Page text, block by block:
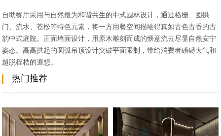
自助餐厅采用与自然最为和谐共生的中式园林设计，通过格栅、圆拱
门、流水、苍松等特色元素，将一方用餐空间描绘得真如古色古香的古
韵中式庭院。正面墙面设计，用原木雕刻而成的惬意流云尽显自然安宁
姿态。高高拱起的圆弧吊顶设计突破平面限制，带给消费者磅礴大气和
超脱桎梏的遐想。
热门推荐